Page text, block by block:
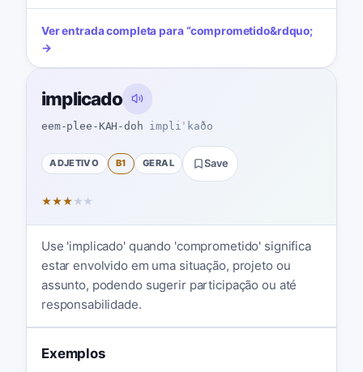
Ver entrada completa para“comprometido&rdquo;
→
implicado
eem-plee-KAH-doh impliˈkaðo
ADJETIVO B1 GERAL Save
★★★ ★ ★
Use 'implicado' quando 'comprometido' significa
estar envolvido em uma situação, projeto ou
assunto, podendo sugerir participação ou até
responsabilidade.
Exemplos